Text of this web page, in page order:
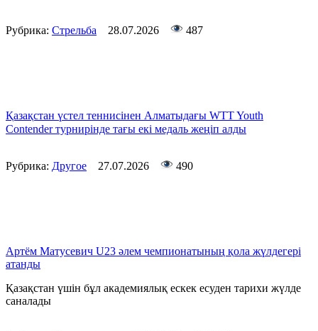
Рубрика: Стрельба 28.07.2026 487
Қазақстан үстел теннисінен Алматыдағы WTT Youth
Contender турнирінде тағы екі медаль жеңіп алды
Рубрика: Другое 27.07.2026 490
Артём Матусевич U23 әлем чемпионатының қола жүлдегері
атанды
Қазақстан үшін бұл академиялық ескек есуден тарихи жүлде
саналады